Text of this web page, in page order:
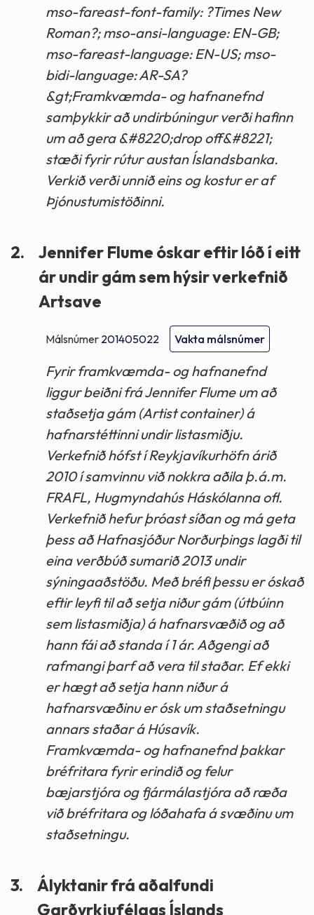
mso-fareast-font-family: ?Times New
Roman?; mso-ansi-language: EN-GB;
mso-fareast-language: EN-US; mso-
bidi-language: AR-SA?
&gt;Framkvæmda- og hafnanefnd
samþykkir að undirbúningur verði hafinn
um að gera &#8220;drop off&#8221;
stæði fyrir rútur austan Íslandsbanka.
Verkið verði unnið eins og kostur er af
Þjónustumistöðinni.
2.
Jennifer Flume óskar eftir lóð í eitt
ár undir gám sem hýsir verkefnið
Artsave
Málsnúmer 201405022 Vakta málsnúmer
Fyrir framkvæmda- og hafnanefnd
liggur beiðni frá Jennifer Flume um að
staðsetja gám (Artist container) á
hafnarstéttinni undir listasmiðju.
Verkefnið hófst í Reykjavíkurhöfn árið
2010 í samvinnu við nokkra aðila þ.á.m.
FRAFL, Hugmyndahús Háskólanna ofl.
Verkefnið hefur þróast síðan og má geta
þess að Hafnasjóður Norðurþings lagði til
eina verðbúð sumarið 2013 undir
sýningaaðstöðu. Með bréfi þessu er óskað
eftir leyfi til að setja niður gám (útbúinn
sem listasmiðja) á hafnarsvæðið og að
hann fái að standa í 1 ár. Aðgengi að
rafmangi þarf að vera til staðar. Ef ekki
er hægt að setja hann niður á
hafnarsvæðinu er ósk um staðsetningu
annars staðar á Húsavík.
Framkvæmda- og hafnanefnd þakkar
bréfritara fyrir erindið og felur
bæjarstjóra og fjármálastjóra að ræða
við bréfritara og lóðahafa á svæðinu um
staðsetningu.
3.
Ályktanir frá aðalfundi
Garðyrkjufélags Íslands